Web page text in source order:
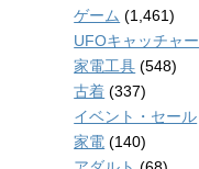
ゲーム (1,461)
UFOキャッチャー
家電工具 (548)
古着 (337)
イベント・セール
家電 (140)